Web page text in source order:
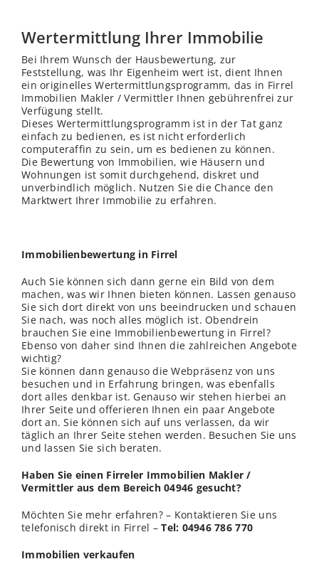
Wertermittlung Ihrer Immobilie
Bei Ihrem Wunsch der Hausbewertung, zur
Feststellung, was Ihr Eigenheim wert ist, dient Ihnen
ein originelles Wertermittlungsprogramm, das in Firrel
Immobilien Makler / Vermittler Ihnen gebührenfrei zur
Verfügung stellt.
Dieses Wertermittlungsprogramm ist in der Tat ganz
einfach zu bedienen, es ist nicht erforderlich
computeraffin zu sein, um es bedienen zu können.
Die Bewertung von Immobilien, wie Häusern und
Wohnungen ist somit durchgehend, diskret und
unverbindlich möglich. Nutzen Sie die Chance den
Marktwert Ihrer Immobilie zu erfahren.
Immobilienbewertung in Firrel
Auch Sie können sich dann gerne ein Bild von dem
machen, was wir Ihnen bieten können. Lassen genauso
Sie sich dort direkt von uns beeindrucken und schauen
Sie nach, was noch alles möglich ist. Obendrein
brauchen Sie eine Immobilienbewertung in Firrel?
Ebenso von daher sind Ihnen die zahlreichen Angebote
wichtig?
Sie können dann genauso die Webpräsenz von uns
besuchen und in Erfahrung bringen, was ebenfalls
dort alles denkbar ist. Genauso wir stehen hierbei an
Ihrer Seite und offerieren Ihnen ein paar Angebote
dort an. Sie können sich auf uns verlassen, da wir
täglich an Ihrer Seite stehen werden. Besuchen Sie uns
und lassen Sie sich beraten.
Haben Sie einen Firreler Immobilien Makler /
Vermittler aus dem Bereich 04946 gesucht?
Möchten Sie mehr erfahren? – Kontaktieren Sie uns
telefonisch direkt in Firrel –Tel: 04946 786 770
Immobilien verkaufen